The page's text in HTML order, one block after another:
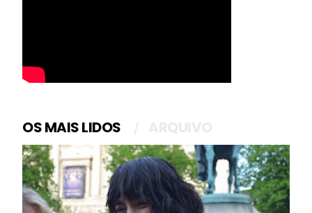
OS MAIS LIDOS